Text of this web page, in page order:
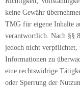
keine Gewähr
TMG für eigene Inhalte
verantwortlich. Nach §§
jedoch nicht verpflichtet,
Informationen zu
eine rechtswidrige
oder Sperrung der